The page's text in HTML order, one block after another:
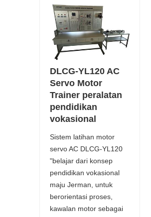
DLCG-YL120 AC
Servo Motor
Trainer peralatan
pendidikan
vokasional
Sistem latihan motor
servo AC DLCG-YL120
"belajar dari konsep
pendidikan vokasional
maju Jerman, untuk
berorientasi proses,
kawalan motor sebagai